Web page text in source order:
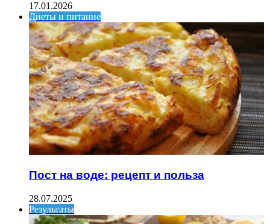
17.01.2026
Диеты и питание
Пост на воде: рецепт и польза
28.07.2025
Результаты